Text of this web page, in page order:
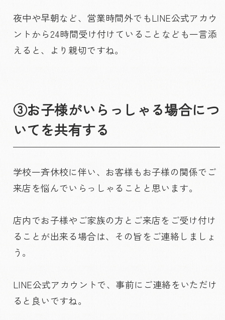
夜中や早朝など、営業時間外でもLINE公式アカウ
ントから24時間受け付けていることなども一言添
えると、より親切ですね。
③お子様がいらっしゃる場合につ
いてを共有する
学校一斉休校に伴い、お客様もお子様の関係でご
来店を悩んでいらっしゃることと思います。
店内でお子様やご家族の方とご来店をご受け付け
ることが出来る場合は、その旨をご連絡しましょ
う。
LINE公式アカウントで、事前にご連絡をいただけ
ると良いですね。